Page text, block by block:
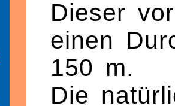
Dieser
einen
150 m.
Die